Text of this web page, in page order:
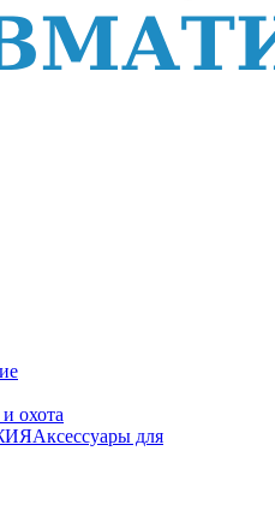
охота
Аксессуары для